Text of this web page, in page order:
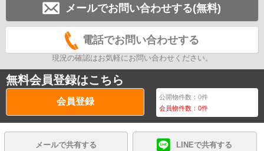
メールでお問い合わせする(無料)
電話でお問い合わせする
現況の確認はお気軽にお問い合わせください。
無料会員登録はこちら
会員登録 公開物件数：0件
会員物件数：0件
メールで共有する LINEで共有する